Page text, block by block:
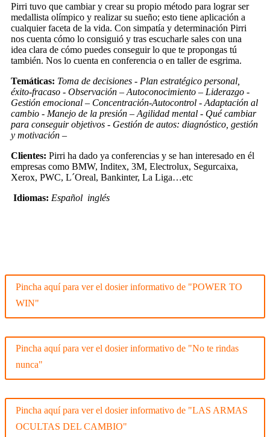
Pirri tuvo que cambiar y crear su propio método para lograr ser
medallista olímpico y realizar su sueño; esto tiene aplicación a
cualquier faceta de la vida. Con simpatía y determinación Pirri
nos cuenta cómo lo consiguió y tras escucharle sales con una
idea clara de cómo puedes conseguir lo que te propongas tú
también. Nos lo cuenta en conferencia o en taller de esgrima.
Temáticas: Toma de decisiones - Plan estratégico personal,
éxito-fracaso - Observación – Autoconocimiento – Liderazgo -
Gestión emocional – Concentración-Autocontrol - Adaptación al
cambio - Manejo de la presión – Agilidad mental - Qué cambiar
para conseguir objetivos - Gestión de autos: diagnóstico, gestión
y motivación –
Clientes: Pirri ha dado ya conferencias y se han interesado en él
empresas como BMW, Inditex, 3M, Electrolux, Segurcaixa,
Xerox, PWC, L´Oreal, Bankinter, La Liga…etc
Idiomas: Español inglés
Pincha aquí para ver el dosier informativo de "POWER TO
WIN"
Pincha aquí para ver el dosier informativo de "No te rindas
nunca"
Pincha aquí para ver el dosier informativo de "LAS ARMAS
OCULTAS DEL CAMBIO"